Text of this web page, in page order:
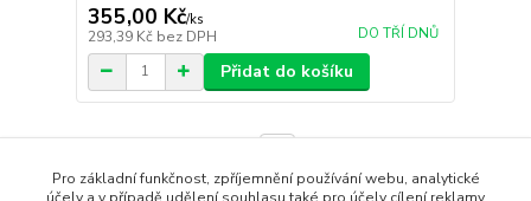
355,00 Kč/ks
293,39 Kč bez DPH DO TŘÍ DNŮ
Přidat do košíku
Pro základní funkčnost, zpříjemnění používání webu, analytické